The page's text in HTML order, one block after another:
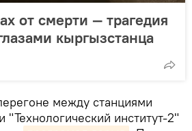
от смерти — трагедия
кыргызстанца
между станциями
институт-2"